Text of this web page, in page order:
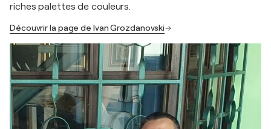
riches palettes de couleurs.
Découvrir la page de Ivan Grozdanovski